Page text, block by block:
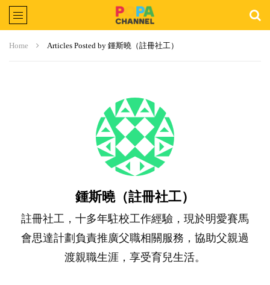
Home Articles Posted by 鍾斯曉（註冊社工）
鍾斯曉（註冊社工）
註冊社工，十多年駐校工作經驗，現於明愛賽馬
會思達計劃負責推廣父職相關服務，協助父親過
渡親職生涯，享受育兒生活。